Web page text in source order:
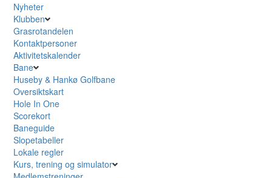
Nyheter
Klubben
Grasrotandelen
Kontaktpersoner
Aktivitetskalender
Bane
Huseby & Hankø Golfbane
Oversiktskart
Hole In One
Scorekort
Baneguide
Slopetabeller
Lokale regler
Kurs, trening og simulator